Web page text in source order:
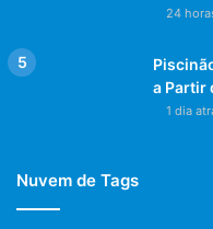
24
a Partir
1 dia
Nuvem de Tags